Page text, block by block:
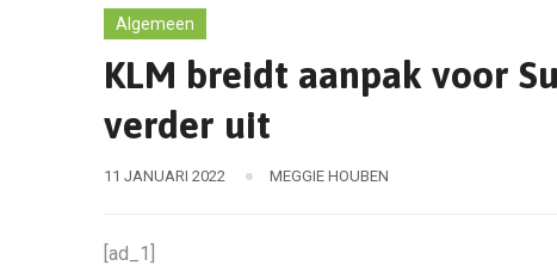
Algemeen
KLM breidt aanpak voor
verder uit
11 JANUARI 2022 MEGGIE HOUBEN
[ad_1]